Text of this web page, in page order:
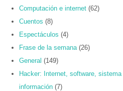
Computación e internet (62)
Cuentos (8)
Espectáculos (4)
Frase de la semana (26)
General (149)
Hacker: Internet, software,
información (7)